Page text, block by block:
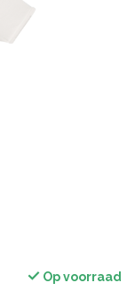
Op voorraad